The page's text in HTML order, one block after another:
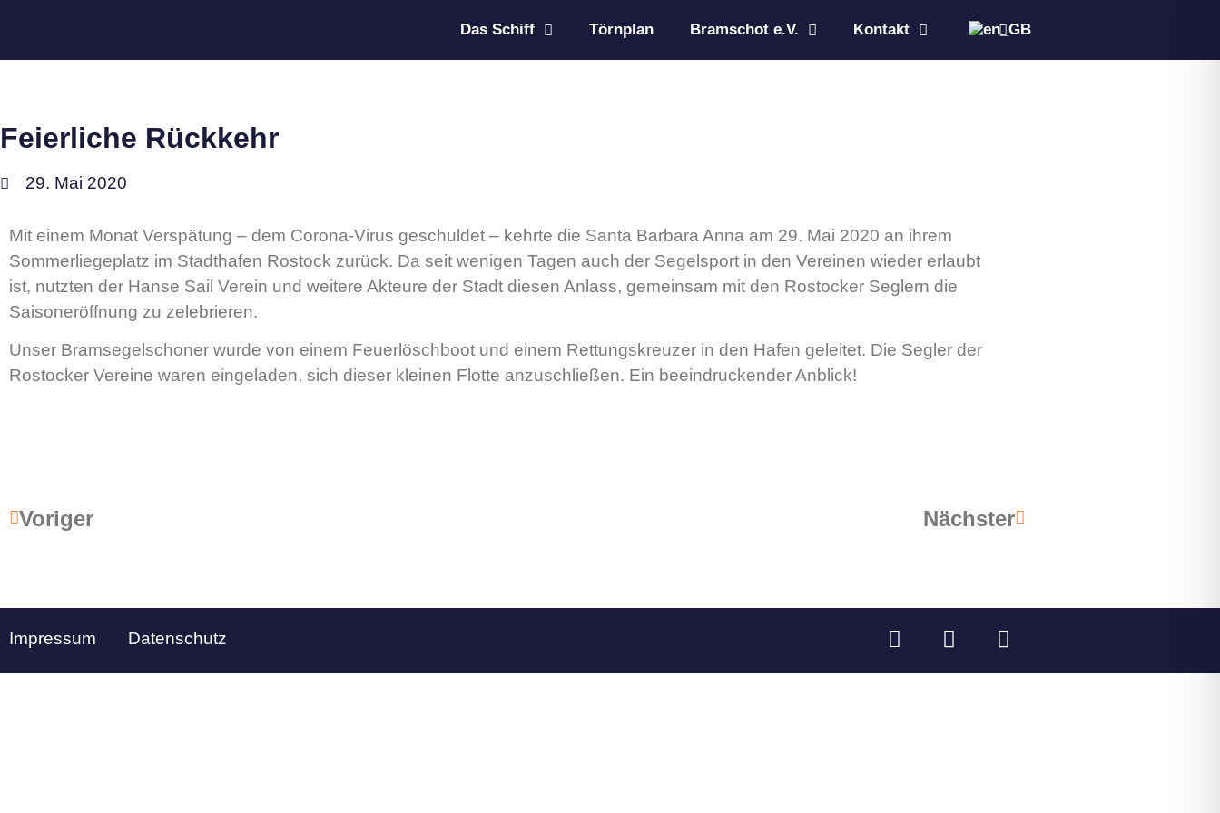
Das Schiff Törnplan Bramschot e.V. Kontakt
Feierliche Rückkehr
29. Mai 2020
Mit einem Monat Verspätung – dem Corona-Virus geschuldet – kehrte die Santa Barbara Anna am 29. Mai 2020 an ihrem
Sommerliegeplatz im Stadthafen Rostock zurück. Da seit wenigen Tagen auch der Segelsport in den Vereinen wieder erlaubt
ist, nutzten der Hanse Sail Verein und weitere Akteure der Stadt diesen Anlass, gemeinsam mit den Rostocker Seglern die
Saisoneröffnung zu zelebrieren.
Unser Bramsegelschoner wurde von einem Feuerlöschboot und einem Rettungskreuzer in den Hafen geleitet. Die Segler der
Rostocker Vereine waren eingeladen, sich dieser kleinen Flotte anzuschließen. Ein beeindruckender Anblick!
Voriger Nächster
Impressum Datenschutz